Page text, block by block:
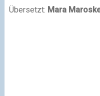
Übersetzt: Mara